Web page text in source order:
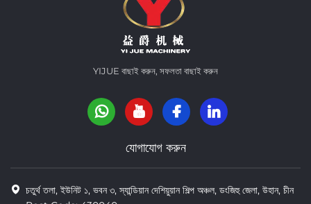
YIJUE বাছাই করুন, সফলতা বাছাই করুন
যোগাযোগ করুন
চতুর্থ তলা, ইউনিট ১, ভবন ৩, স্যান্ডিয়ান দেশিয়ুয়ান শিল্প অঞ্চল, ডংজিহু জেলা, উহান, চীন